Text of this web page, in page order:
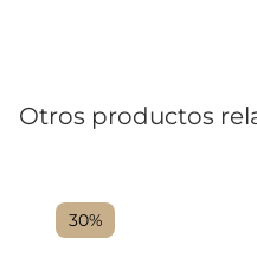
Otros productos
30%